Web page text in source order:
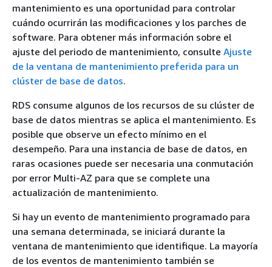
mantenimiento es una oportunidad para controlar
cuándo ocurrirán las modificaciones y los parches de
software. Para obtener más información sobre el
ajuste del periodo de mantenimiento, consulte Ajuste
de la ventana de mantenimiento preferida para un
clúster de base de datos.
RDS consume algunos de los recursos de su clúster de
base de datos mientras se aplica el mantenimiento. Es
posible que observe un efecto mínimo en el
desempeño. Para una instancia de base de datos, en
raras ocasiones puede ser necesaria una conmutación
por error Multi-AZ para que se complete una
actualización de mantenimiento.
Si hay un evento de mantenimiento programado para
una semana determinada, se iniciará durante la
ventana de mantenimiento que identifique. La mayoría
de los eventos de mantenimiento también se